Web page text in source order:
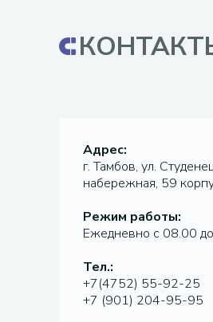
Адрес:
г. Тамбов, ул.
набережная, 59
Режим работы:
Ежедневно с 08.00
Тел.:
+7(4752) 55-92-25
+7 (901) 204-95-95